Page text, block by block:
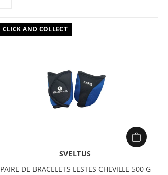
CLICK AND COLLECT
SVELTUS
PAIRE DE BRACELETS LESTES CHEVILLE 500 G